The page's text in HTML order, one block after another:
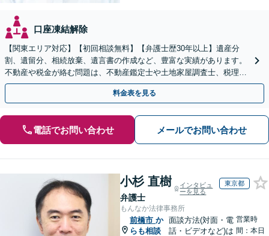
口座凍結解除
【関東エリア対応】【初回相談無料】【弁護士歴30年以上】遺産分
割、遺留分、相続放棄、遺言書の作成など、豊富な実績があります。
不動産や税金が絡む問題は、不動産鑑定士や土地家屋調査士、税理士
と提携【事前予約で、休日・夜間面談可】【WEB面談可】
料金表を見る
電話でお問い合わせ メールでお問い合わせ
小杉 直樹
弁護士
インタビュ
ーを見る
東京都
もんなか法律事務所
前橋市 か
らも相談
面談方法(対面・電
話・ビデオなど)は
営業時
間：本日